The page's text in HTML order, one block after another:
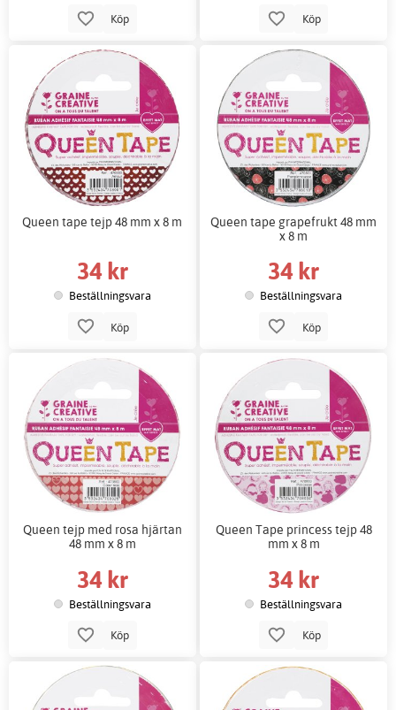
Köp Köp
Queen tape tejp 48 mm x 8 m
34 kr
Beställningsvara
Köp
Queen tape grapefrukt 48 mm
x 8 m
34 kr
Beställningsvara
Köp
Queen tejp med rosa hjärtan
48 mm x 8 m
34 kr
Beställningsvara
Köp
Queen Tape princess tejp 48
mm x 8 m
34 kr
Beställningsvara
Köp